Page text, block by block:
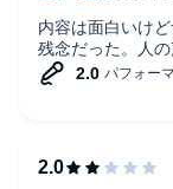
内容は面白いけ
残念だった。人の